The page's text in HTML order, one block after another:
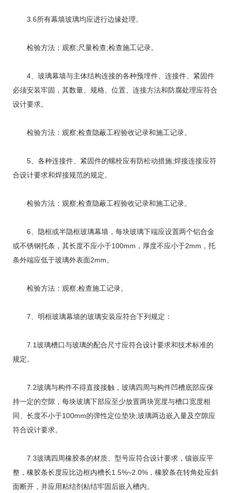
3.6所有幕墙玻璃均应进行边缘处理。
检验方法：观察;尺量检查;检查施工记录。
4、玻璃幕墙与主体结构连接的各种预埋件、连接件、紧固件
必须安装牢固，其数量、规格、位置、连接方法和防腐处理应符合
设计要求。
检验方法：观察;检查隐蔽工程验收记录和施工记录。
5、各种连接件、紧固件的螺栓应有防松动措施;焊接连接应符
合设计要求和焊接规范的规定。
检验方法：观察;检查隐蔽工程验收记录和施工记录。
6、隐框或半隐框玻璃幕墙，每块玻璃下端应设置两个铝合金
或不锈钢托条，其长度不应小于100mm，厚度不应小于2mm，托
条外端应低于玻璃外表面2mm。
检验方法：观察;检查施工记录。
7、明框玻璃幕墙的玻璃安装应符合下列规定：
7.1玻璃槽口与玻璃的配合尺寸应符合设计要求和技术标准的
规定。
7.2玻璃与构件不得直接接触，玻璃四周与构件凹槽底部应保
持一定的空隙，每块玻璃下部应至少放置两块宽度与槽口宽度相
同、长度不小于100mm的弹性定位垫块;玻璃两边嵌入量及空隙应
符合设计要求。
7.3玻璃四周橡胶条的材质、型号应符合设计要求，镶嵌应平
整，橡胶条长度应比边框内槽长1.5%~2.0%，橡胶条在转角处应斜
面断开，并应用粘结剂粘结牢固后嵌入槽内。